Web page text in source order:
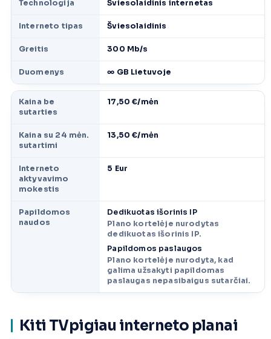
Technologija Šviesolaidinis internetas
Interneto tipas Šviesolaidinis
Greitis 300 Mb/s
Duomenys ∞ GB Lietuvoje
Kaina be
sutarties
17,50 €/mėn
Kaina su 24 mėn.
sutartimi
13,50 €/mėn
Interneto
aktyvavimo
mokestis
5 Eur
Papildomos
naudos
Dedikuotas išorinis IP
Plano kortelėje nurodytas
dedikuotas išorinis IP.
Papildomos paslaugos
Plano kortelėje nurodyta, kad
galima užsakyti papildomas
paslaugas nepasibaigus sutarčiai.
Kiti TVpigiau interneto planai